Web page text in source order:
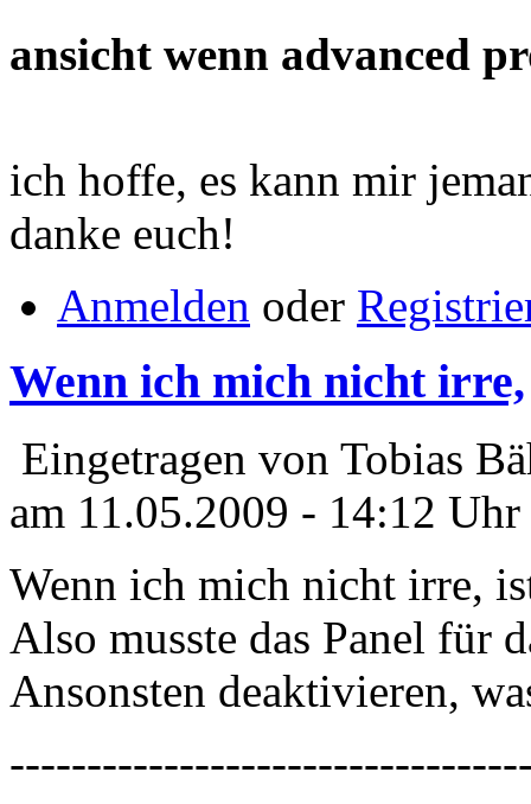
ansicht wenn advanced
ich hoffe, es kann mir
danke euch!
Anmelden oder
Wenn ich mich nicht irre,
Eingetragen von Tobias
am 11.05.2009 - 14:12 Uhr
Wenn ich mich nicht irre,
Also musste das Panel für
Ansonsten deaktivieren,